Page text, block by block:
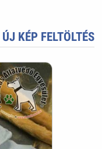
ÚJ KÉP FELTÖLTÉS